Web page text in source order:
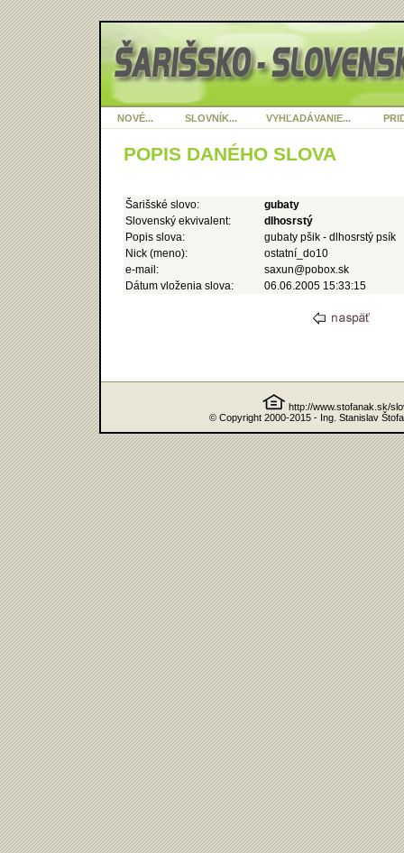
NOVÉ... SLOVNÍK... VYHĽADÁVANIE...
POPIS DANÉHO SLOVA
Šarišské slovo:
gubaty
Slovenský ekvivalent:
dlhosrstý
Popis slova:
gubaty pšik - dlhosrstý psík
Nick (meno):
ostatní_do10
e-mail:
saxun@pobox.sk
Dátum vloženia slova:
06.06.2005 15:33:15
http://www.stofanak.sk/
© Copyright 2000-2015 - Ing. Stanislav